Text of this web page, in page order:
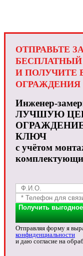
ОТПРАВЬТЕ
БЕСПЛАТНЫЙ
И ПОЛУЧИТЕ
ОГРАЖДЕНИЯ
Инженер-
ЛУЧШУЮ
ОГРАЖДЕНИЕ
КЛЮЧ
с учётом
Получить
Отправляя форму я
конфиденциальности
и даю согласие на